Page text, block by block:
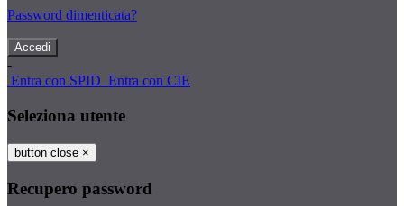
Password dimenticata?
-
Entra con SPID Entra con CIE
Seleziona utente
button close ×
Recupero password